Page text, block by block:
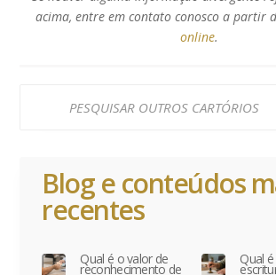
acima, entre em contato conosco a partir
online.
Blog e conteúdos
recentes
Qual é o valor de
reconhecimento de
Qual